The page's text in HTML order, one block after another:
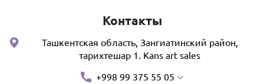
Контакты
Ташкентская область, Зангиатинский район,
тарихтешар 1. Kans art sales
+998 99 375 55 05